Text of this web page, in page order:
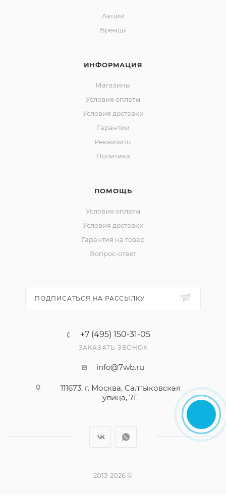
Акции
Бренды
ИНФОРМАЦИЯ
Магазины
Условия оплаты
Условия доставки
Гарантии
Реквизиты
Политика
ПОМОЩЬ
Условия оплаты
Условия доставки
Гарантия на товар
Вопрос-ответ
ПОДПИСАТЬСЯ НА РАССЫЛКУ
+7 (495) 150-31-05
ЗАКАЗАТЬ ЗВОНОК
info@7wb.ru
111673, г. Москва, Салтыковская
улица, 7Г
2013-2026 ©